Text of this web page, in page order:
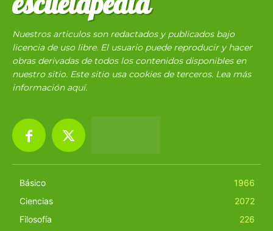
Nuestros articulos son redactados y publicados bajo
licencia de uso libre. El usuario puede reproducir y hacer
obras derivadas de todos los contenidos disponibles en
nuestro sitio. Este sitio usa cookies de terceros. Lea más
información aquí.
Básico
1966
Ciencias
2072
Filosofía
226